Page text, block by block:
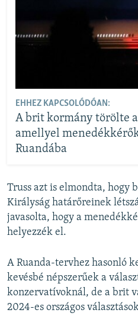
EHHEZ KAPCSOLÓDÓAN:
A brit kormány törölte
amellyel
Ruandába
Truss azt is elmondta, hogy
Királyság határőreinek
javasolta, hogy a
helyezzék el.
A Ruanda-tervhez hasonló
kevésbé népszerűek a
konzervatívoknál, de a brit
2024-es országos